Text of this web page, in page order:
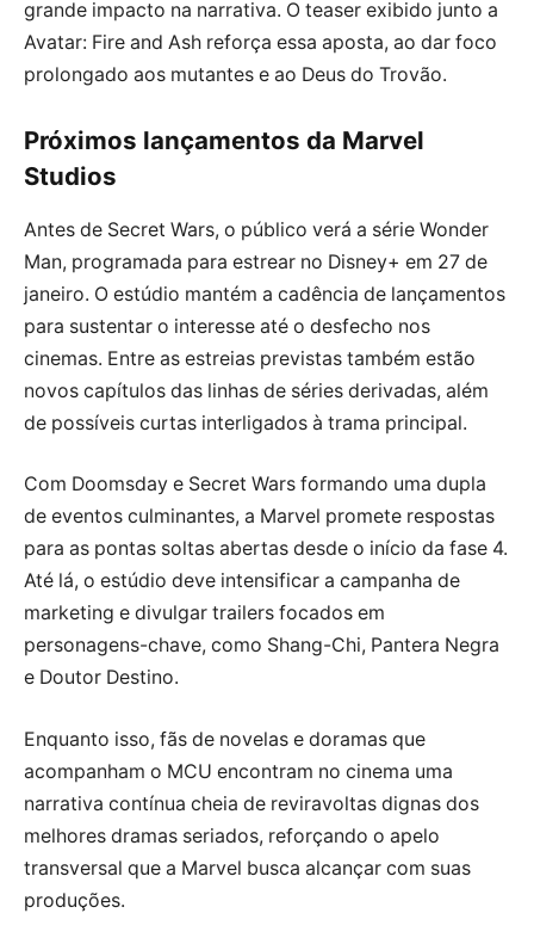
grande impacto na narrativa. O teaser exibido junto a
Avatar: Fire and Ash reforça essa aposta, ao dar foco
prolongado aos mutantes e ao Deus do Trovão.
Próximos lançamentos da Marvel
Studios
Antes de Secret Wars, o público verá a série Wonder
Man, programada para estrear no Disney+ em 27 de
janeiro. O estúdio mantém a cadência de lançamentos
para sustentar o interesse até o desfecho nos
cinemas. Entre as estreias previstas também estão
novos capítulos das linhas de séries derivadas, além
de possíveis curtas interligados à trama principal.
Com Doomsday e Secret Wars formando uma dupla
de eventos culminantes, a Marvel promete respostas
para as pontas soltas abertas desde o início da fase 4.
Até lá, o estúdio deve intensificar a campanha de
marketing e divulgar trailers focados em
personagens-chave, como Shang-Chi, Pantera Negra
e Doutor Destino.
Enquanto isso, fãs de novelas e doramas que
acompanham o MCU encontram no cinema uma
narrativa contínua cheia de reviravoltas dignas dos
melhores dramas seriados, reforçando o apelo
transversal que a Marvel busca alcançar com suas
produções.